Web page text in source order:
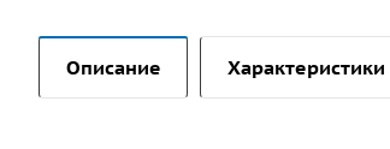
Описание Характеристики